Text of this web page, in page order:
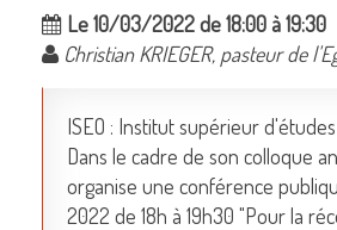
Le 10/03/2022 de 18:00 à 19:30
Christian KRIEGER, pasteur de
ISEO : Institut supérieur
Dans le cadre de son colloque
organise une conférence
2022 de 18h à 19h30 "Pour la